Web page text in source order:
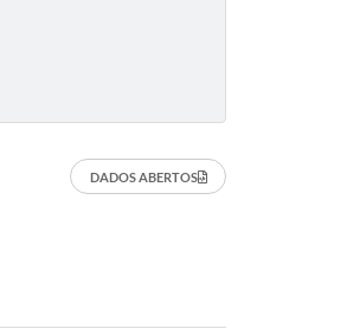
DADOS ABERTOS